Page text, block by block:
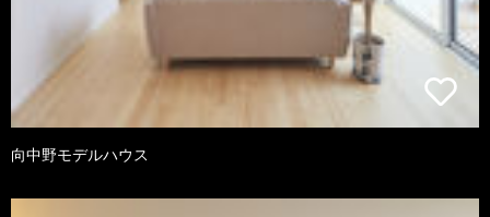
向中野モデルハウス